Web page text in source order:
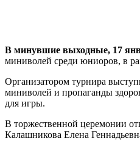
В минувшие выходные, 17
миниволей среди юниоров, в
Организатором турнира
миниволей и пропаганды
для игры.
В торжественной церемонии
Калашникова Елена